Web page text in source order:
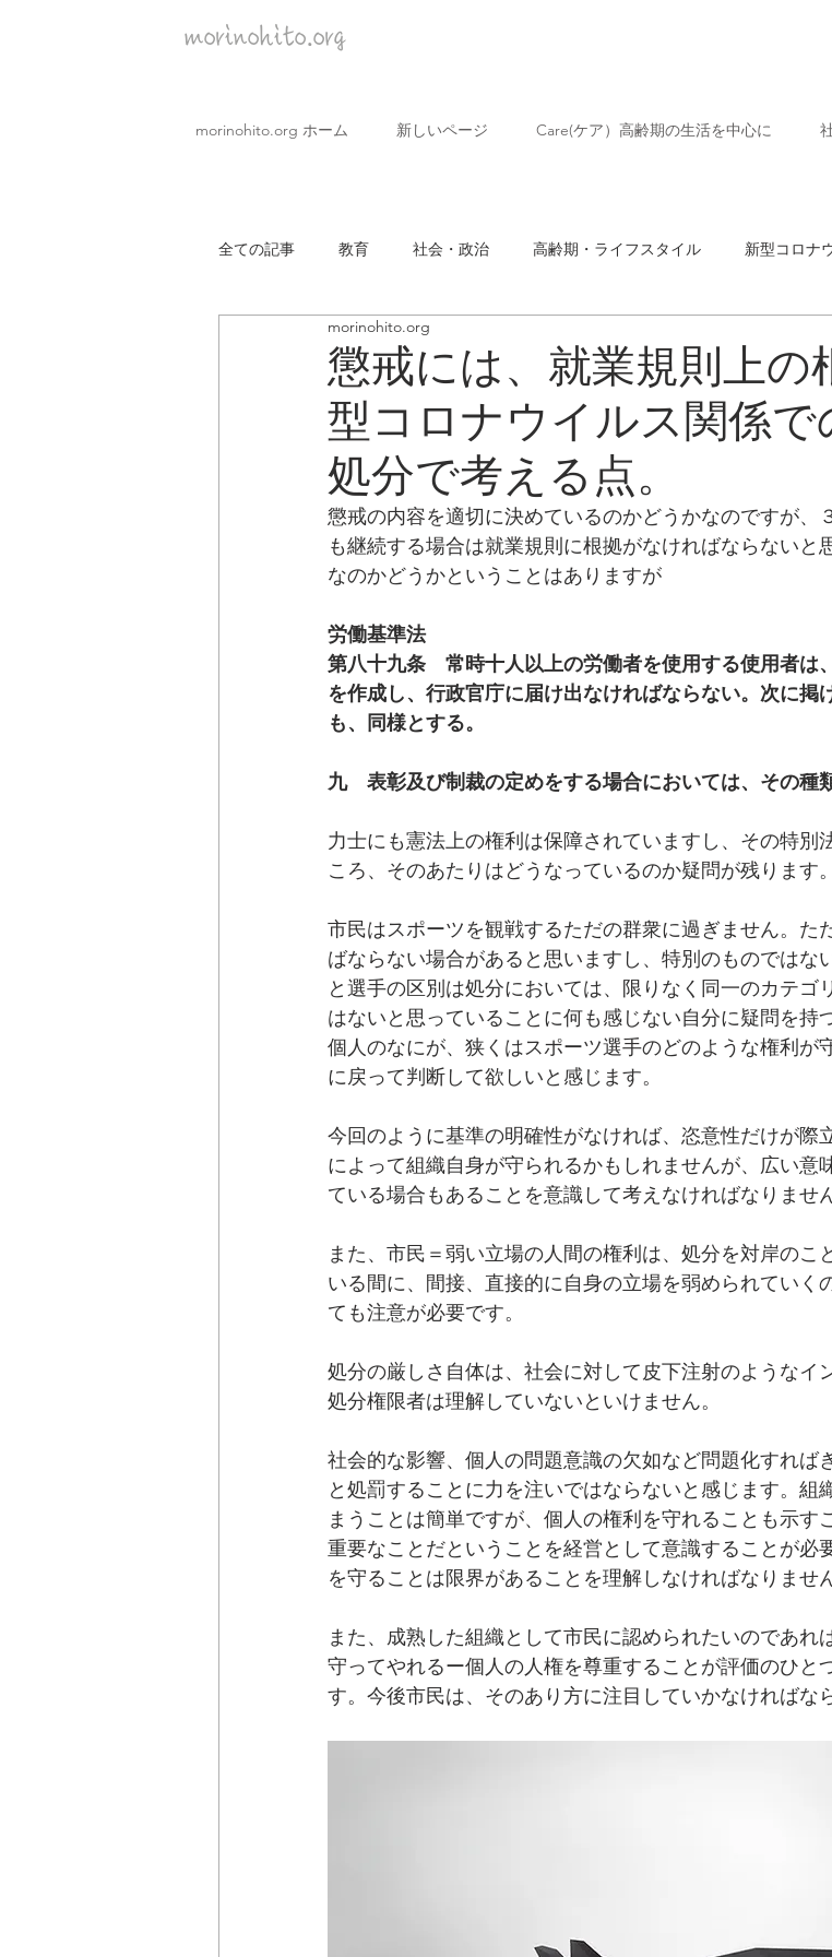
morinohito.org
morinohito.org ホーム 新しいページ Care(ケア）高齢期の生活を中心に
全ての記事 教育 社会・政治 高齢期・ライフスタイル 新型コロナ
covid19 企業 市民・生活
懲戒には、就業規則上の
型コロナウイルス関係で
処分で考える点。
morinohito.org
懲戒の内容を適切に決めているのかどうかなのですが、
も継続する場合は就業規則に根拠がなければならないと
なのかどうかということはありますが
労働基準法
第八十九条　常時十人以上の労働者を使用する使用者は
を作成し、行政官庁に届け出なければならない。次に掲
も、同様とする。
九　表彰及び制裁の定めをする場合においては、その種
力士にも憲法上の権利は保障されていますし、その特別
ころ、そのあたりはどうなっているのか疑問が残ります。
市民はスポーツを観戦するただの群衆に過ぎません。た
ばならない場合があると思いますし、特別のものではな
と選手の区別は処分においては、限りなく同一のカテゴ
はないと思っていることに何も感じない自分に疑問を持
個人のなにが、狭くはスポーツ選手のどのような権利が
に戻って判断して欲しいと感じます。
今回のように基準の明確性がなければ、恣意性だけが際
によって組織自身が守られるかもしれませんが、広い意
ている場合もあることを意識して考えなければなりません
また、市民＝弱い立場の人間の権利は、処分を対岸のこ
いる間に、間接、直接的に自身の立場を弱められていく
ても注意が必要です。
処分の厳しさ自体は、社会に対して皮下注射のようなイ
処分権限者は理解していないといけません。
社会的な影響、個人の問題意識の欠如など問題化すれば
と処罰することに力を注いではならないと感じます。組
まうことは簡単ですが、個人の権利を守れることも示す
重要なことだということを経営として意識することが必
を守ることは限界があることを理解しなければなりません
また、成熟した組織として市民に認められたいのであれ
守ってやれるー個人の人権を尊重することが評価のひと
す。今後市民は、そのあり方に注目していかなければな